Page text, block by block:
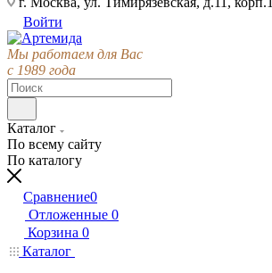
Войти
Мы работаем для Вас
с 1989 года
Каталог
По всему сайту
По каталогу
Сравнение0
Отложенные 0
Корзина 0
Каталог